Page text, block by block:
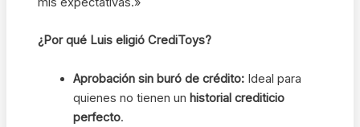
¿Por qué Luis eligió CrediToys?
Aprobación sin buró de crédito:Ideal para
quienes no tienen un historial crediticio
perfecto.